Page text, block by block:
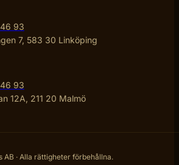
93
7, 583 30 Linköping
93
12A, 211 20 Malmö
· Alla rättigheter förbehållna.